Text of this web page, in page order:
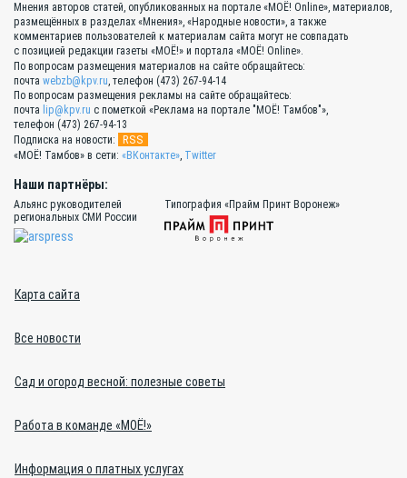
Мнения авторов статей, опубликованных на портале «МОЁ! Online», материалов,
размещённых в разделах «Мнения», «Народные новости», а также
комментариев пользователей к материалам сайта могут не совпадать
с позицией редакции газеты «МОЁ!» и портала «МОЁ! Online».
По вопросам размещения материалов на сайте обращайтесь:
почта webzb@kpv.ru, телефон (473) 267-94-14
По вопросам размещения рекламы на сайте обращайтесь:
почта lip@kpv.ru с пометкой «Реклама на портале "МОЁ! Тамбов"»,
телефон (473) 267-94-13
Подписка на новости:
RSS
«МОЁ! Тамбов» в сети: «ВКонтакте», Twitter
Наши партнёры:
Альянс руководителей
региональных СМИ России
Типография «Прайм Принт Воронеж»
Карта сайта
Все новости
Сад и огород весной: полезные советы
Работа в команде «МОЁ!»
Информация о платных услугах